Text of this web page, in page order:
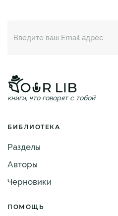
книги, что говорят с тобой
БИБЛИОТЕКА
Разделы
Авторы
Черновики
ПОМОЩЬ